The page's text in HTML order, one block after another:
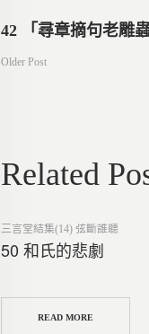
文
導
覽
42 「尋章摘句老雕蟲
Older Post
Related
Posted
三言堂結集(14) 弦斷誰聽
50 和氏的悲劇
READ MORE